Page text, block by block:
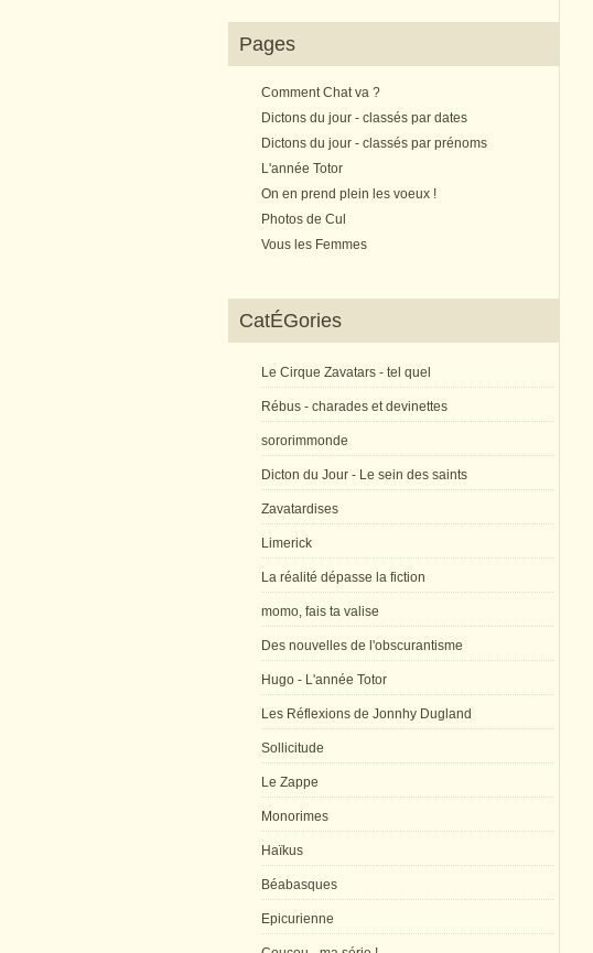
Pages
Comment Chat va ?
Dictons du jour - classés par dates
Dictons du jour - classés par prénoms
L'année Totor
On en prend plein les voeux !
Photos de Cul
Vous les Femmes
CatÉGories
Le Cirque Zavatars - tel quel
Rébus - charades et devinettes
sororimmonde
Dicton du Jour - Le sein des saints
Zavatardises
Limerick
La réalité dépasse la fiction
momo, fais ta valise
Des nouvelles de l'obscurantisme
Hugo - L'année Totor
Les Réflexions de Jonnhy Dugland
Sollicitude
Le Zappe
Monorimes
Haïkus
Béabasques
Epicurienne